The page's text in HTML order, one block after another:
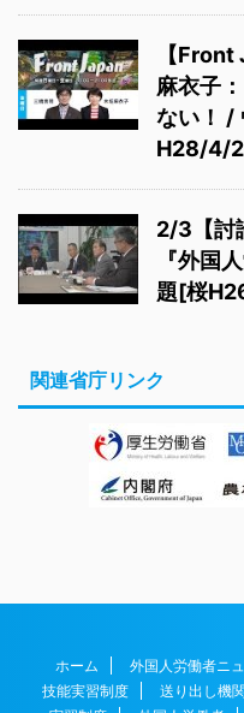
【
麻衣子
ない！ /
H28/4/
2/3【討
『外国
題[桜
関連省庁リンク
ホーム 外国人労働者ニ
技能実習制度
送り出し機